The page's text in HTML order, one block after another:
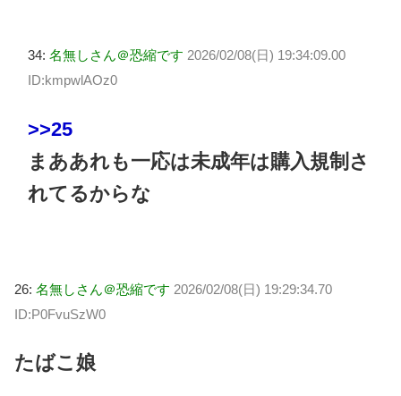
34: 名無しさん＠恐縮です 2026/02/08(日) 19:34:09.00
ID:kmpwlAOz0
>>25
まああれも一応は未成年は購入規制さ
れてるからな
26: 名無しさん＠恐縮です 2026/02/08(日) 19:29:34.70
ID:P0FvuSzW0
たばこ娘